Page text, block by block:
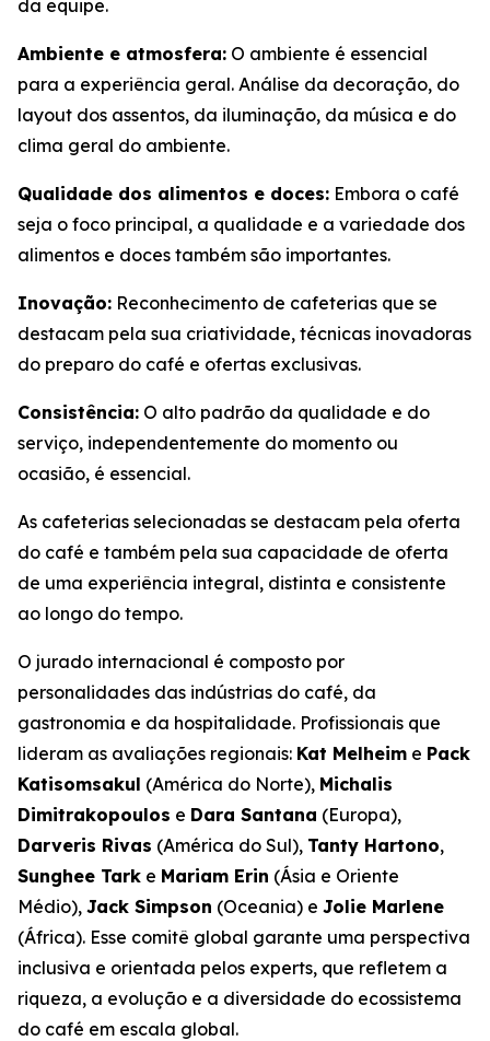
da equipe.
Ambiente e atmosfera: O ambiente é essencial
para a experiência geral. Análise da decoração, do
layout dos assentos, da iluminação, da música e do
clima geral do ambiente.
Qualidade dos alimentos e doces: Embora o café
seja o foco principal, a qualidade e a variedade dos
alimentos e doces também são importantes.
Inovação: Reconhecimento de cafeterias que se
destacam pela sua criatividade, técnicas inovadoras
do preparo do café e ofertas exclusivas.
Consistência: O alto padrão da qualidade e do
serviço, independentemente do momento ou
ocasião, é essencial.
As cafeterias selecionadas se destacam pela oferta
do café e também pela sua capacidade de oferta
de uma experiência integral, distinta e consistente
ao longo do tempo.
O jurado internacional é composto por
personalidades das indústrias do café, da
gastronomia e da hospitalidade. Profissionais que
lideram as avaliações regionais: Kat Melheim e Pack
Katisomsakul (América do Norte), Michalis
Dimitrakopoulos e Dara Santana (Europa),
Darveris Rivas (América do Sul), Tanty Hartono,
Sunghee Tark e Mariam Erin (Ásia e Oriente
Médio), Jack Simpson (Oceania) e Jolie Marlene
(África). Esse comitê global garante uma perspectiva
inclusiva e orientada pelos experts, que refletem a
riqueza, a evolução e a diversidade do ecossistema
do café em escala global.